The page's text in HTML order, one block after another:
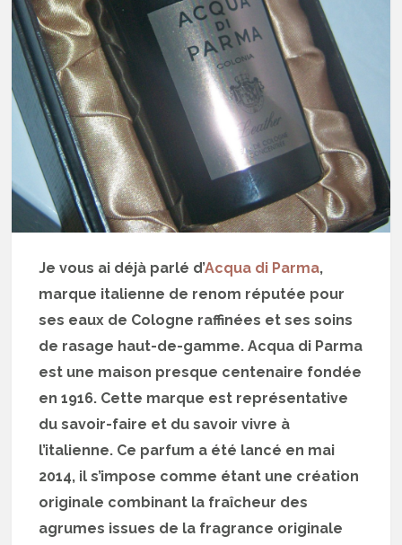
Je vous ai déjà parlé d’Acqua di Parma,
marque italienne de renom réputée pour
ses eaux de Cologne raffinées et ses soins
de rasage haut-de-gamme. Acqua di Parma
est une maison presque centenaire fondée
en 1916. Cette marque est représentative
du savoir-faire et du savoir vivre à
l’italienne. Ce parfum a été lancé en mai
2014, il s’impose comme étant une création
originale combinant la fraîcheur des
agrumes issues de la fragrance originale